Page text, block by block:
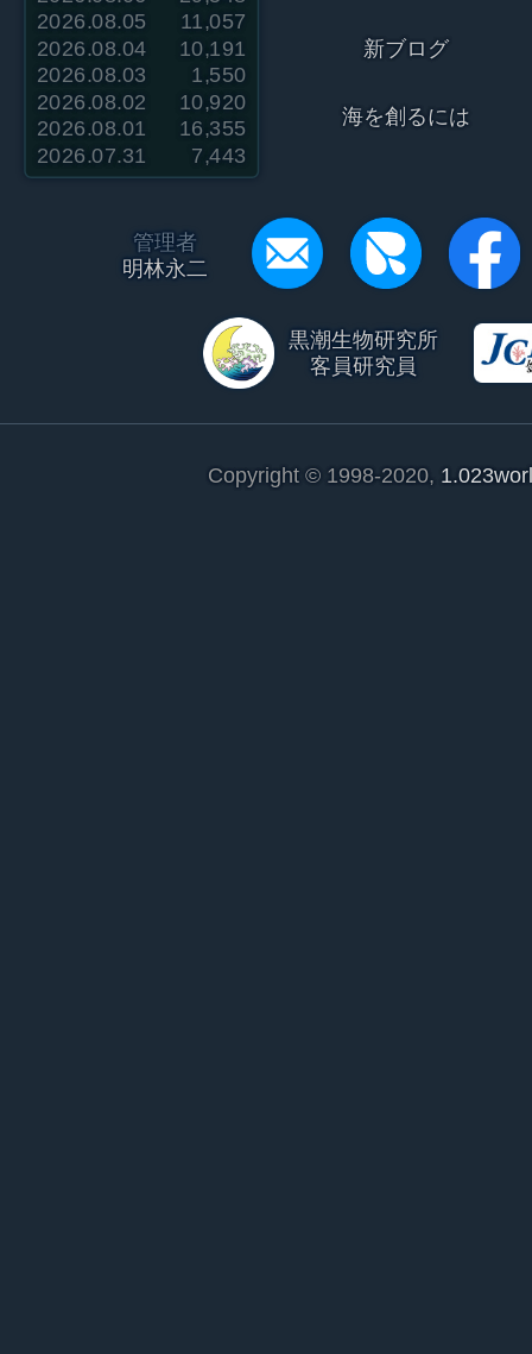
2026.08.05
11,057
2026.08.04
10,191
2026.08.03
1,550
2026.08.02
10,920
2026.08.01
16,355
2026.07.31
7,443
新ブログ
海を創るには
管理者
明林永二
黒潮生物研究所
客員研究員
Copyright © 1998-2020,